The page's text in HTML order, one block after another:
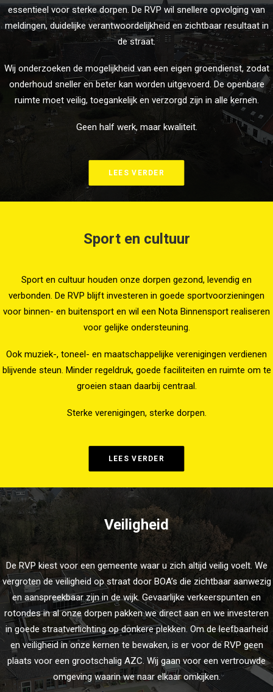
essentieel voor sterke dorpen. De RVP wil snellere opvolging van
meldingen, duidelijke verantwoordelijkheid en zichtbaar resultaat in
de straat.
Wij onderzoeken de mogelijkheid van een eigen groendienst, zodat
onderhoud sneller en beter kan worden uitgevoerd. De openbare
ruimte moet veilig, toegankelijk en verzorgd zijn in alle kernen.
Geen half werk, maar kwaliteit.
LEES VERDER
Sport en cultuur
Sport en cultuur houden onze dorpen gezond, levendig en
verbonden. De RVP blijft investeren in goede sportvoorzieningen
voor binnen- en buitensport en wil een Nota Binnensport realiseren
voor gelijke ondersteuning.
Ook muziek-, toneel- en maatschappelijke verenigingen verdienen
blijvende steun. Minder regeldruk, goede faciliteiten en ruimte om te
groeien staan daarbij centraal.
Sterke verenigingen, sterke dorpen.
LEES VERDER
Veiligheid
De RVP kiest voor een gemeente waar u zich altijd veilig voelt. We
vergroten de veiligheid op straat door BOA’s die zichtbaar aanwezig
en aanspreekbaar zijn in de wijk. Gevaarlijke verkeerspunten en
rotondes in al onze dorpen pakken we direct aan en we investeren
in goede straatverlichting op donkere plekken. Om de leefbaarheid
en veiligheid in onze kernen te bewaken, is er voor de RVP geen
plaats voor een grootschalig AZC. Wij gaan voor een vertrouwde
omgeving waarin we naar elkaar omkijken.